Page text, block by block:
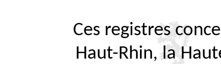
Ces registres
Haut-Rhin, la